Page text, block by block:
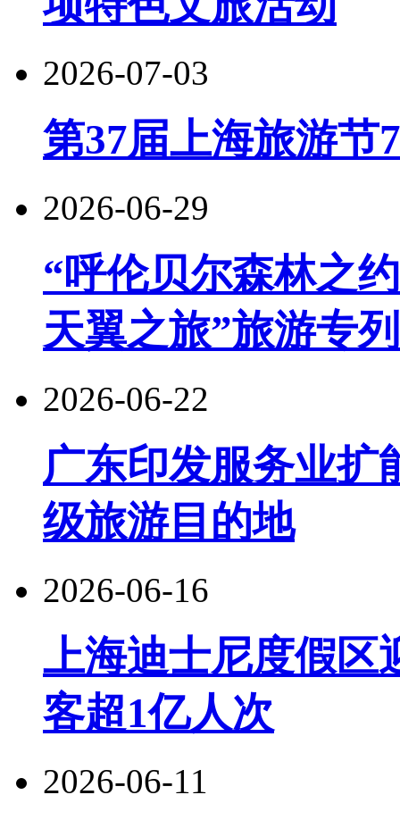
2026-07-03
第37届上海旅游节
2026-06-29
“呼伦贝尔森林之
天翼之旅”旅游专
2026-06-22
广东印发服务业扩
级旅游目的地
2026-06-16
上海迪士尼度假区
客超1亿人次
2026-06-11